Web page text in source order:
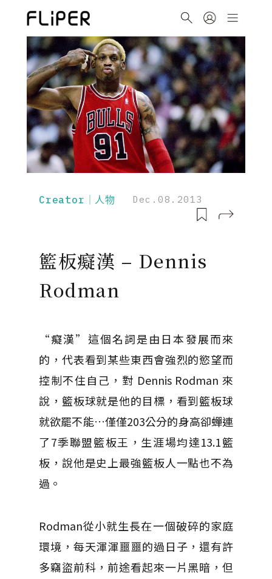
Creator｜人物 Dec.08.2013
籃板癡漢 – Dennis
Rodman
“癡漢”這個名詞是由日本發展而來
的，代表看到某些東西會強烈的慾望而
控制不住自己，對 Dennis Rodman 來
說，籃板球就是他的目標，看到籃板球
就欲罷不能…僅僅203公分的身高卻蟬連
了7季聯盟籃板王，生涯場均達13.1籃
板，說他是史上最強籃板人一點也不為
過。
Rodman從小就生長在一個破碎的家庭
環境，每天渾渾噩噩的過日子，還有許
多竊盜前科，前途看起來一片黑暗，但